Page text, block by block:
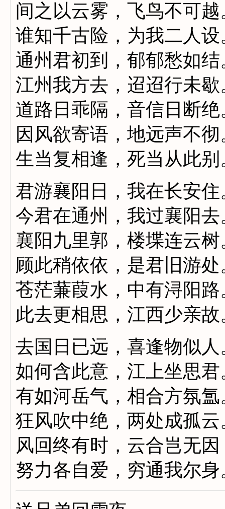
间之以云雾，飞鸟不可越
谁知千古险，为我二人设
通州君初到，郁郁愁如结
江州我方去，迢迢行未歇
道路日乖隔，音信日断绝
因风欲寄语，地远声不彻
生当复相逢，死当从此别
君游襄阳日，我在长安住
今君在通州，我过襄阳去
襄阳九里郭，楼堞连云树
顾此稍依依，是君旧游处
苍茫蒹葭水，中有浔阳路
此去更相思，江西少亲故
去国日已远，喜逢物似人
如何含此意，江上坐思君
有如河岳气，相合方氛氲
狂风吹中绝，两处成孤云
风回终有时，云合岂无因
努力各自爱，穷通我尔身